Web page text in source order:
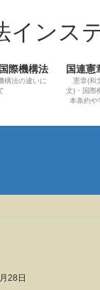
インス
際機構法
構法の違いに
国連憲
憲章(和
文)・国際
本条約や
28日